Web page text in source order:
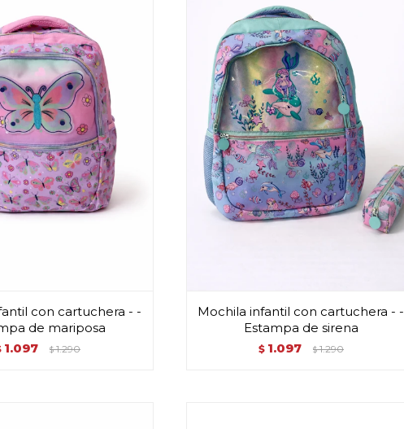
con cartuchera - -
de mariposa
1.097 $ 1.290
Mochila infantil con cartuchera - -
Estampa de sirena
$ 1.097 $ 1.290